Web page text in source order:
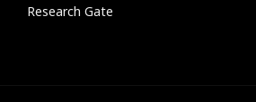
Research Gate